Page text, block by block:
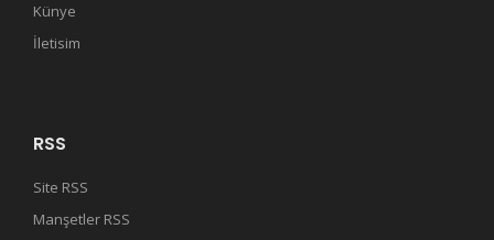
Künye
İletisim
RSS
Site RSS
Manşetler RSS